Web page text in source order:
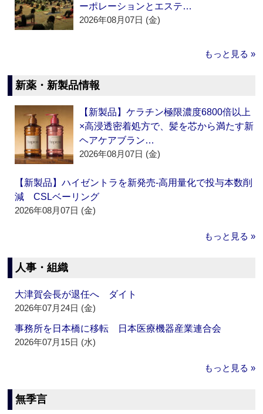
ーポレーションとエステ…
2026年08月07日 (金)
もっと見る »
新薬・新製品情報
【新製品】ケラチン極限濃度6800倍以上
×高浸透密着処方で、髪を芯から満たす新
ヘアケアブラン…
2026年08月07日 (金)
【新製品】ハイゼントラを新発売‐高用量化で投与本数削
減 CSLベーリング
2026年08月07日 (金)
もっと見る »
人事・組織
大津賀会長が退任へ ダイト
2026年07月24日 (金)
事務所を日本橋に移転 日本医療機器産業連合会
2026年07月15日 (水)
もっと見る »
無季言